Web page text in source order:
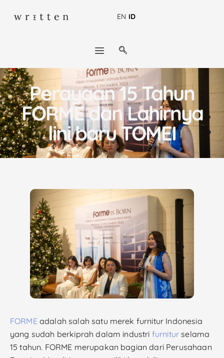
EN ID
Perayaan 15 Tahun
FORME dan Lahirnya
lini baru TOMEI
FORMEadalah salah satu merek furnitur Indonesia
yang sudah berkiprah dalam industri furnitur selama
15 tahun. FORME merupakan bagian dari Perusahaan